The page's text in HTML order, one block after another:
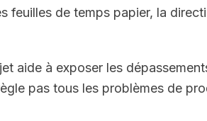
feuilles de temps papier, la
aide à exposer les
pas tous les problèmes de